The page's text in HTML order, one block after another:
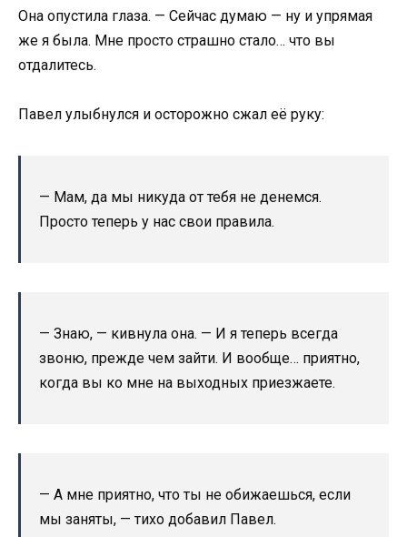
Она опустила глаза. — Сейчас думаю — ну и упрямая
же я была. Мне просто страшно стало… что вы
отдалитесь.
Павел улыбнулся и осторожно сжал её руку:
— Мам, да мы никуда от тебя не денемся.
Просто теперь у нас свои правила.
— Знаю, — кивнула она. — И я теперь всегда
звоню, прежде чем зайти. И вообще… приятно,
когда вы ко мне на выходных приезжаете.
— А мне приятно, что ты не обижаешься, если
мы заняты, — тихо добавил Павел.